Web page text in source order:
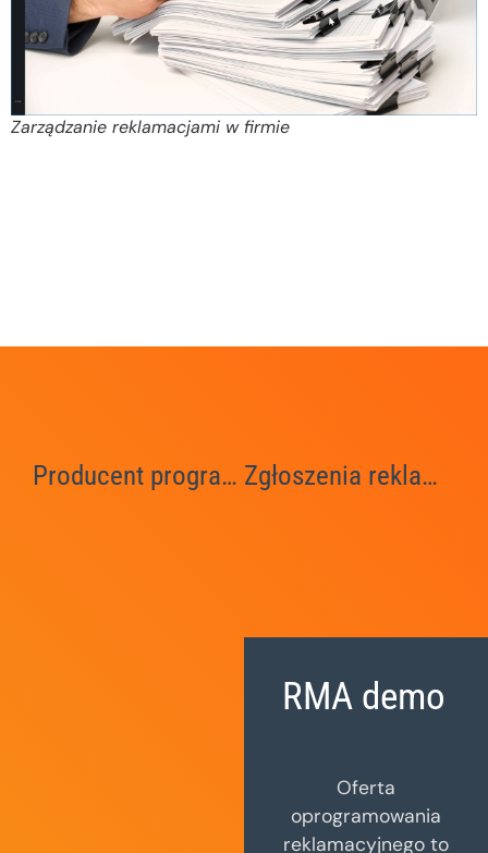
Zarządzanie reklamacjami w firmie
Producent programów informatycznych Zgłoszenia reklamacyjne
RMA demo
Oferta
oprogramowania
reklamacyjnego to